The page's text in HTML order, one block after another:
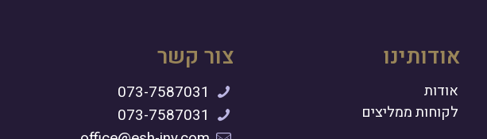
אודותינו
אודות
לקוחות ממליצים
צור קשר
073-7587031
073-7587031